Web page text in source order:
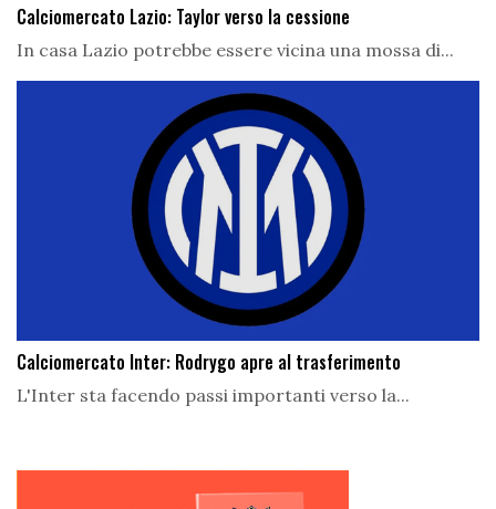
Calciomercato Lazio: Taylor verso la cessione
In casa Lazio potrebbe essere vicina una mossa di...
Calciomercato Inter: Rodrygo apre al trasferimento
L'Inter sta facendo passi importanti verso la...